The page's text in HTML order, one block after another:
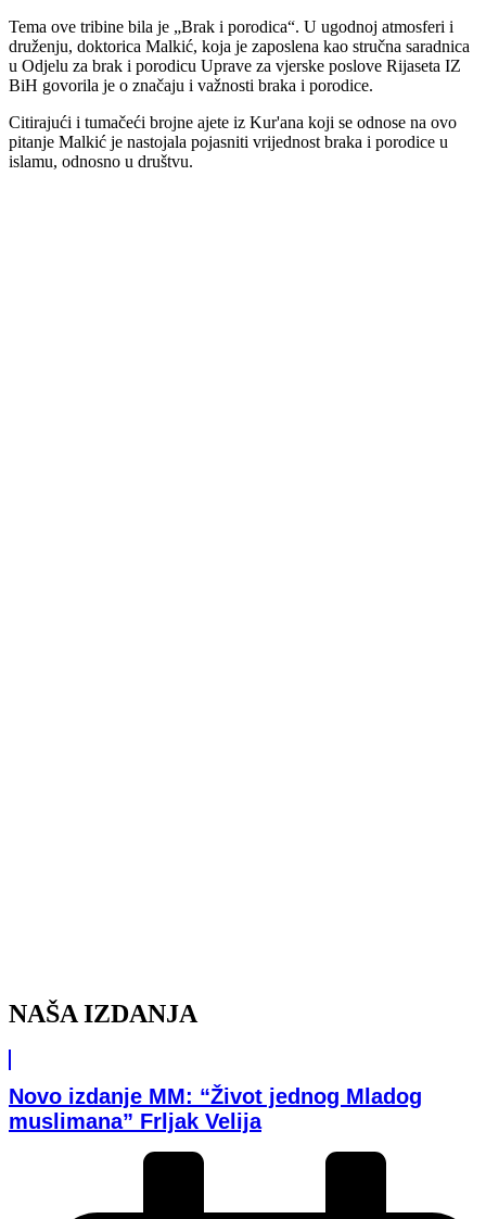
Tema ove tribine bila je „Brak i porodica“. U ugodnoj atmosferi i
druženju, doktorica Malkić, koja je zaposlena kao stručna saradnica
u Odjelu za brak i porodicu Uprave za vjerske poslove Rijaseta IZ
BiH govorila je o značaju i važnosti braka i porodice.
Citirajući i tumačeći brojne ajete iz Kur'ana koji se odnose na ovo
pitanje Malkić je nastojala pojasniti vrijednost braka i porodice u
islamu, odnosno u društvu.
NAŠA IZDANJA
Novo izdanje MM: “Život jednog Mladog
muslimana” Frljak Velija